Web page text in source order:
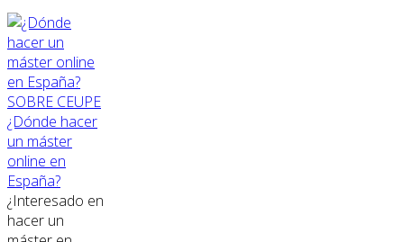
SOBRE CEUPE
¿Dónde hacer
un máster
online en
España?
¿Interesado en
hacer un